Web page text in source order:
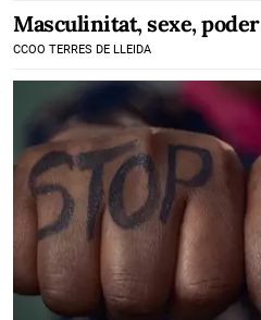
Masculinitat, sexe, poder
CCOO TERRES DE LLEIDA